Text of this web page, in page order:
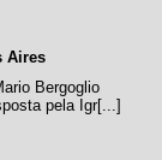
Aires
Bergoglio
pela Igr[...]